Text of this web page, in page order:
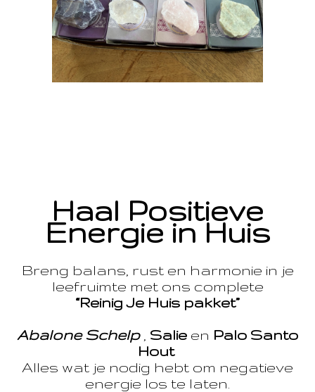
Haal Positieve
Energie in Huis
Breng balans, rust en harmonie in je
leefruimte met ons complete
“Reinig Je Huis pakket”
Abalone Schelp, Salie en Palo Santo
Hout
Alles wat je nodig hebt om negatieve
energie los te laten.